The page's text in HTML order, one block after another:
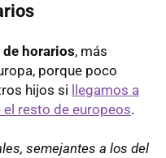
horarios, más
porque poco
hijos si
llegamos a
resto de europeos.
semejantes a los del